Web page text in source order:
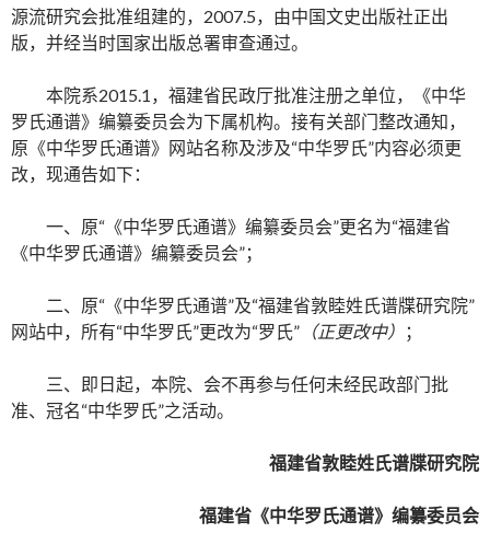
源流研究会批准组建的，2007.5，由中国文史出版社正出
版，并经当时国家出版总署审查通过。
本院系2015.1，福建省民政厅批准注册之单位，《中华
罗氏通谱》编纂委员会为下属机构。接有关部门整改通知，
原《中华罗氏通谱》网站名称及涉及“中华罗氏”内容必须更
改，现通告如下：
一、原“《中华罗氏通谱》编纂委员会”更名为“福建省
《中华罗氏通谱》编纂委员会”；
二、原“《中华罗氏通谱”及“福建省敦睦姓氏谱牒研究院”
网站中，所有“中华罗氏”更改为“罗氏” （正更改中） ；
三、即日起，本院、会不再参与任何未经民政部门批
准、冠名“中华罗氏”之活动。
福建省敦睦姓氏谱牒研究院
福建省《中华罗氏通谱》编纂委员会